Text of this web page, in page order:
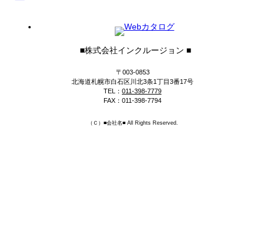
■株式会社インクルージョン ■
〒003-0853
北海道札幌市白石区川北3条1丁目3番17号
TEL： 011-398-7779
FAX：011-398-7794
（Ｃ） ■会社名■All Rights Reserved.